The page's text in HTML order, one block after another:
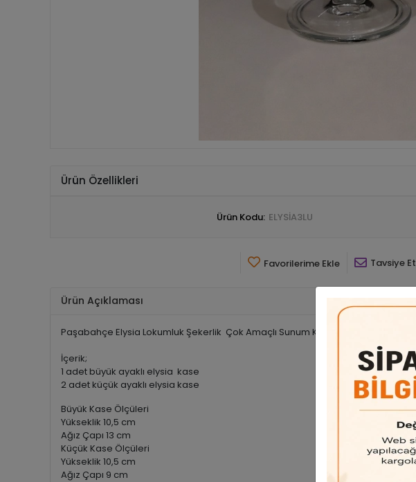
Ürün Özellikleri
Ürün Kodu: ELYSİA3LU
Favorilerime Ekle Tavsiye Et
Ürün Açıklaması
Paşabahçe Elysia Lokumluk Şekerlik Çok Amaçlı Sunum Kase-3 Adet
İçerik;
1 adet büyük ayaklı elysia kase
2 adet küçük ayaklı elysia kase
Büyük Kase Ölçüleri
Yükseklik 10,5 cm
Ağız Çapı 13 cm
Küçük Kase Ölçüleri
Yükseklik 10,5 cm
Ağız Çapı 9 cm